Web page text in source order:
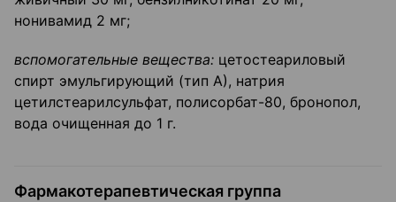
нонивамид 2 мг;
вспомогательные вещества: цетостеариловый
спирт эмульгирующий (тип А), натрия
цетилстеарилсульфат, полисорбат-80, бронопол,
вода очищенная до 1 г.
Фармакотерапевтическая группа